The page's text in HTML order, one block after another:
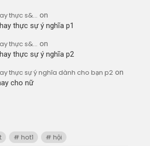
thực s&... on
thực sự ý nghĩa p1
thực s&... on
thực sự ý nghĩa p2
thực sự ý nghĩa dành cho bạn p2 on
cho nữ
hot1
hội